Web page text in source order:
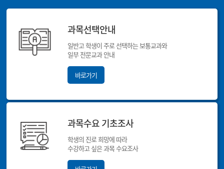
과목선택안내
일반고 학생이 주로 선택하는 보통교과와
일부 전문교과 안내
바로가기
과목수요 기초조사
학생의 진로 희망에 따라
수강하고 싶은 과목 수요조사